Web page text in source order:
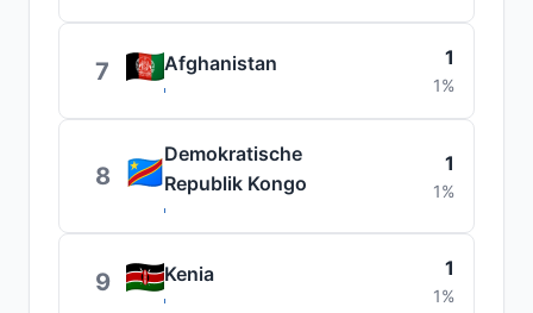
7 Afghanistan 1
1%
8
Demokratische
Republik Kongo
1
1%
9 Kenia 1
1%